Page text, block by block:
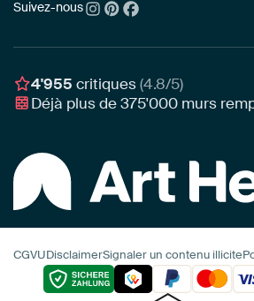
Commander
Montage & Accrochage
Chèques cadeaux
À propos de nous
Récompenses
Professionnels
Suivez-nous
4'955 critiques(4.8/5)
Déjà plus de375'000 murs
CGVUDisclaimerSignaler un contenu illicite